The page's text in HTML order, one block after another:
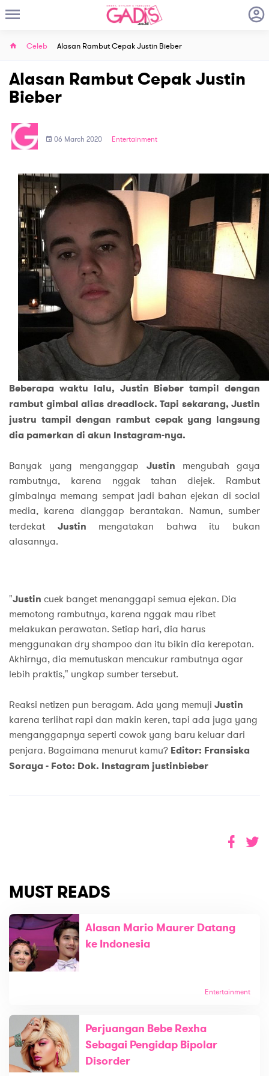
Celeb Alasan Rambut Cepak Justin Bieber
Alasan Rambut Cepak Justin
Bieber
06 March 2020 Entertainment
Beberapa waktu lalu, Justin Bieber tampil dengan
rambut gimbal alias dreadlock. Tapi sekarang, Justin
justru tampil dengan rambut cepak yang langsung
dia pamerkan di akun Instagram-nya.
Banyak yang menganggap Justin mengubah gaya
rambutnya, karena nggak tahan diejek. Rambut
gimbalnya memang sempat jadi bahan ejekan di social
media, karena dianggap berantakan. Namun, sumber
terdekat Justin mengatakan bahwa itu bukan
alasannya.
"Justin cuek banget menanggapi semua ejekan. Dia
memotong rambutnya, karena nggak mau ribet
melakukan perawatan. Setiap hari, dia harus
menggunakan dry shampoo dan itu bikin dia kerepotan.
Akhirnya, dia memutuskan mencukur rambutnya agar
lebih praktis," ungkap sumber tersebut.
Reaksi netizen pun beragam. Ada yang memuji Justin
karena terlihat rapi dan makin keren, tapi ada juga yang
menganggapnya seperti cowok yang baru keluar dari
penjara. Bagaimana menurut kamu? Editor: Fransiska
Soraya - Foto: Dok. Instagram justinbieber
MUST READS
Alasan Mario Maurer Datang
ke Indonesia
Entertainment
Perjuangan Bebe Rexha
Sebagai Pengidap Bipolar
Disorder